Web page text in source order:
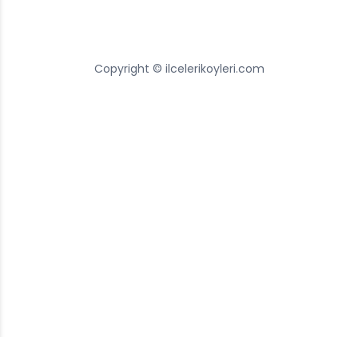
Copyright © ilcelerikoyleri.com